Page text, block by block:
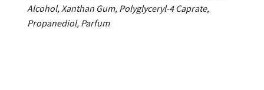
Alcohol, Xanthan Gum, Polyglyceryl-4 Caprate,
Propanediol, Parfum